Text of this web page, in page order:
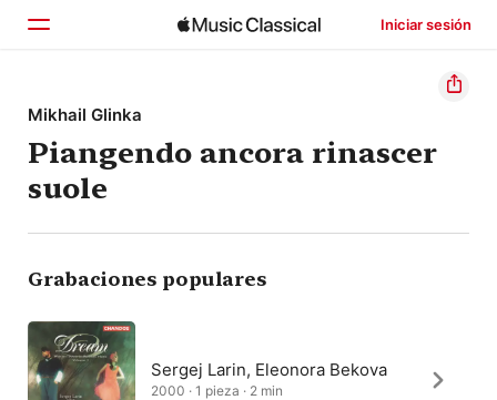
Iniciar sesión
Inicio
Explorar
Buscar
Mikhail Glinka
Piangendo ancora rinascer
suole
Grabaciones populares
Sergej Larin, Eleonora Bekova
2000 · 1 pieza · 2 min